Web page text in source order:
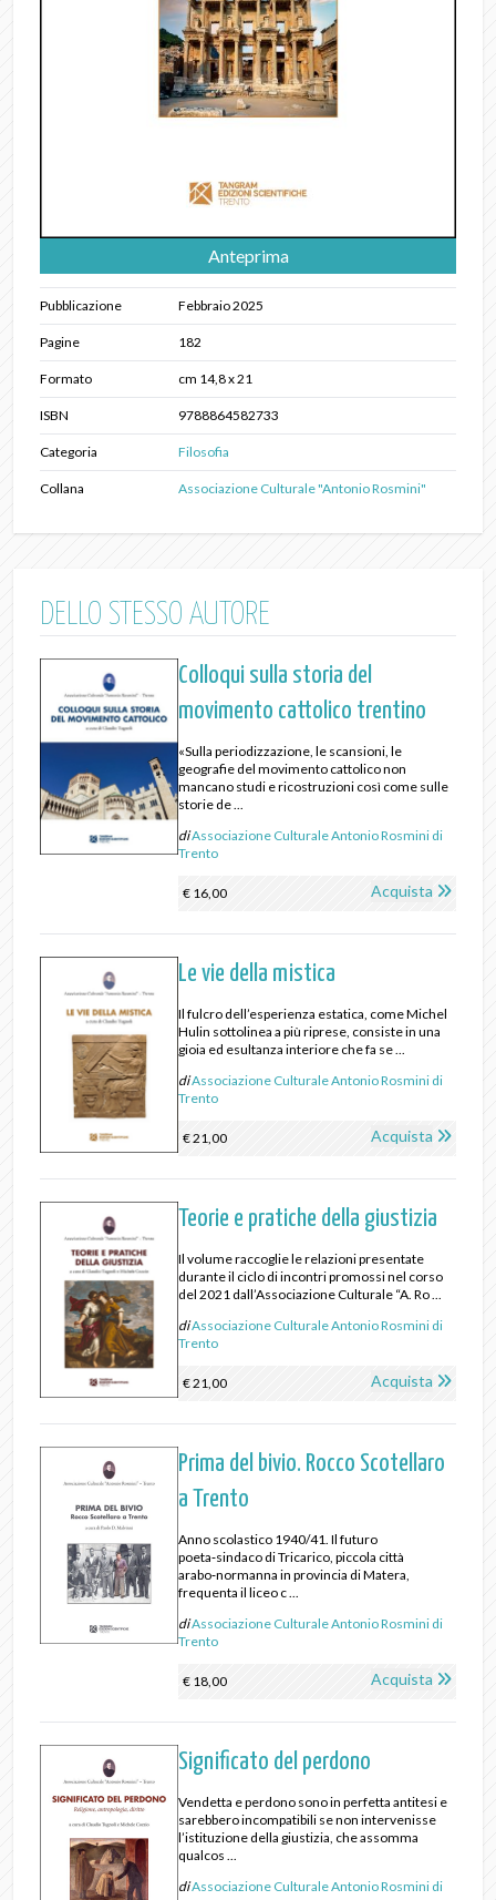
Anteprima
Pubblicazione Febbraio 2025
Pagine 182
Formato cm 14,8 x 21
ISBN 9788864582733
Categoria Filosofia
Collana Associazione Culturale "Antonio Rosmini"
DELLO STESSO AUTORE
Colloqui sulla storia del
movimento cattolico trentino
«Sulla periodizzazione, le scansioni, le
geografie del movimento cattolico non
mancano studi e ricostruzioni così come sulle
storie de ...
diAssociazione Culturale Antonio Rosmini di
Trento
€ 16,00 Acquista
Le vie della mistica
Il fulcro dell’esperienza estatica, come Michel
Hulin sottolinea a più riprese, consiste in una
gioia ed esultanza interiore che fa se ...
diAssociazione Culturale Antonio Rosmini di
Trento
€ 21,00 Acquista
Teorie e pratiche della giustizia
Il volume raccoglie le relazioni presentate
durante il ciclo di incontri promossi nel corso
del 2021 dall’Associazione Culturale “A. Ro ...
diAssociazione Culturale Antonio Rosmini di
Trento
€ 21,00 Acquista
Prima del bivio. Rocco Scotellaro
a Trento
Anno scolastico 1940/41. Il futuro
poeta‑sindaco di Tricarico, piccola città
arabo‑normanna in provincia di Matera,
frequenta il liceo c ...
diAssociazione Culturale Antonio Rosmini di
Trento
€ 18,00 Acquista
Significato del perdono
Vendetta e perdono sono in perfetta antitesi e
sarebbero incompatibili se non intervenisse
l’istituzione della giustizia, che assomma
qualcos ...
diAssociazione Culturale Antonio Rosmini di